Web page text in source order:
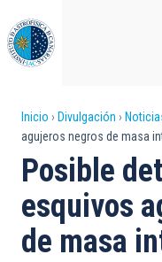
al
contenido
principal
Sobrescribir
enlaces
de
ayuda
a
Inicio Divulgación
agujeros negros de masa
Posible
esquivos
de masa